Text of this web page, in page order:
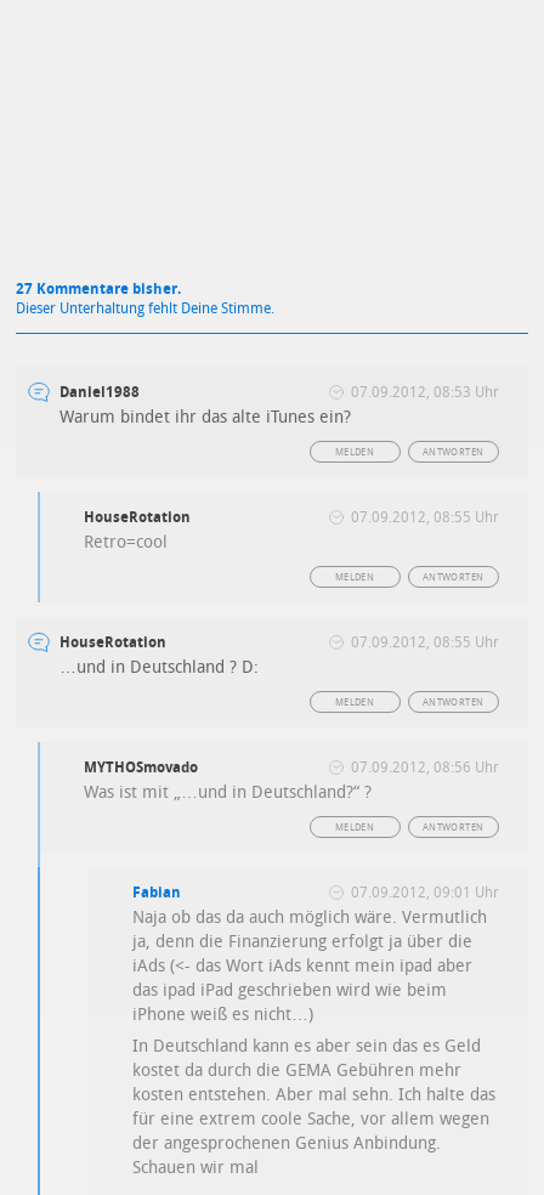
27 Kommentare bisher.
Dieser Unterhaltung fehlt Deine Stimme.
Daniel1988 07.09.2012, 08:53 Uhr
Warum bindet ihr das alte iTunes ein?
ANTWORTEN
MELDEN
HouseRotation 07.09.2012, 08:55 Uhr
Retro=cool
ANTWORTEN
MELDEN
HouseRotation 07.09.2012, 08:55 Uhr
…und in Deutschland ? D:
ANTWORTEN
MELDEN
MYTHOSmovado 07.09.2012, 08:56 Uhr
Was ist mit „…und in Deutschland?“ ?
ANTWORTEN
MELDEN
Fabian 07.09.2012, 09:01 Uhr
Naja ob das da auch möglich wäre. Vermutlich
ja, denn die Finanzierung erfolgt ja über die
iAds (<- das Wort iAds kennt mein ipad aber
das ipad iPad geschrieben wird wie beim
iPhone weiß es nicht…)
In Deutschland kann es aber sein das es Geld
kostet da durch die GEMA Gebühren mehr
kosten entstehen. Aber mal sehn. Ich halte das
für eine extrem coole Sache, vor allem wegen
der angesprochenen Genius Anbindung.
Schauen wir mal